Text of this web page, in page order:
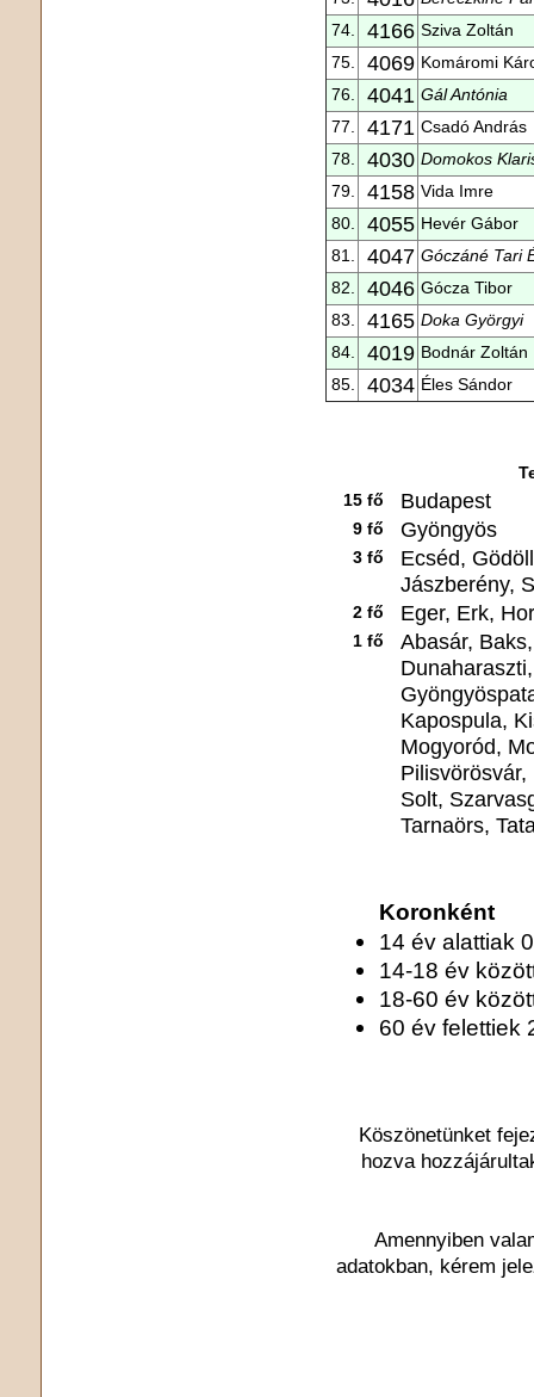
74.
4166 Sziva Zoltán
75.
4069 Komáromi
76.
4041 Gál Antónia
77.
4171 Csadó András
78.
4030 Domokos
79.
4158 Vida Imre
80.
4055 Hevér Gábor
81.
4047 Góczáné Tari
82.
4046 Gócza Tibor
83.
4165 Doka Györgyi
84.
4019 Bodnár Zoltán
85.
4034 Éles Sándor
15 fő
Budapest
9 fő Gyöngyös
3 fő
Ecséd,
Jászberény,
2 fő Eger, Erk,
1 fő
Abasár,
Kapospula,
Mogyoród,
Solt,
Tarnaörs,
Koronként
14 év alattiak
14-18 év
18-60 év
60 év felettiek
Köszönetünket
hozva
Amennyiben
adatokban, kérem